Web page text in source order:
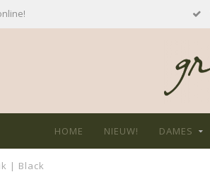
HOME NIEUW! DAMES
| Black